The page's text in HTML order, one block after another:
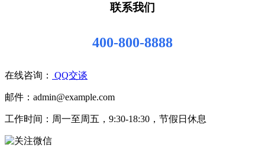
联系我们
400-800-8888
在线咨询： QQ交谈
邮件：admin@example.com
工作时间：周一至周五，9:30-18:30，节假日休息